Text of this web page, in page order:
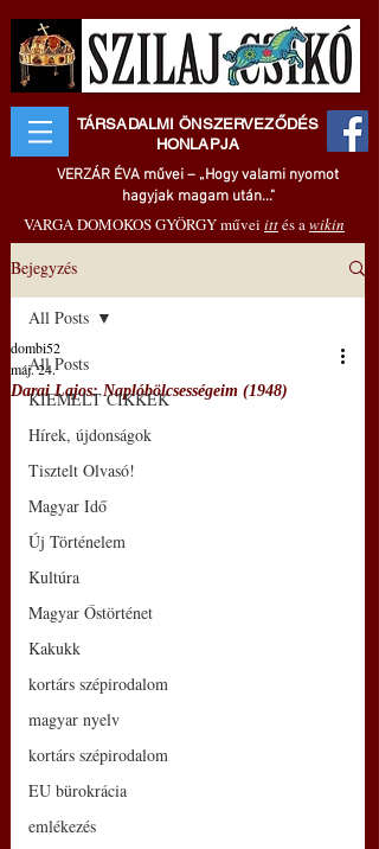
TÁRSADALMI ÖNSZERVEZŐDÉS
HONLAPJA
VERZÁR ÉVA művei – „Hogy valami nyomot
hagyjak magam után..."
VARGA DOMOKOS GYÖRGY művei ittés awikin
Bejegyzés
All Posts
KIEMELT CIKKEK
Hírek, újdonságok
Tisztelt Olvasó!
Magyar Idő
Új Történelem
Kultúra
Magyar Őstörténet
Kakukk
kortárs szépirodalom
magyar nyelv
kortárs szépirodalom
EU bürokrácia
emlékezés
All Posts
Darai Lajos: Naplóbölcsességeim (1948)
dombi52
máj. 24.